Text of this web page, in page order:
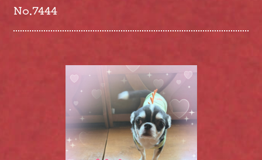
No.7444